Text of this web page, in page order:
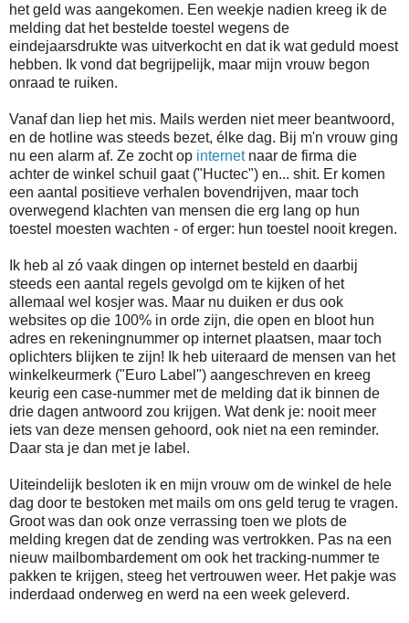
het geld was aangekomen. Een weekje nadien kreeg ik de
melding dat het bestelde toestel wegens de
eindejaarsdrukte was uitverkocht en dat ik wat geduld moest
hebben. Ik vond dat begrijpelijk, maar mijn vrouw begon
onraad te ruiken.
Vanaf dan liep het mis. Mails werden niet meer beantwoord,
en de hotline was steeds bezet, élke dag. Bij m'n vrouw ging
nu een alarm af. Ze zocht op internet naar de firma die
achter de winkel schuil gaat ("Huctec") en... shit. Er komen
een aantal positieve verhalen bovendrijven, maar toch
overwegend klachten van mensen die erg lang op hun
toestel moesten wachten - of erger: hun toestel nooit kregen.
Ik heb al zó vaak dingen op internet besteld en daarbij
steeds een aantal regels gevolgd om te kijken of het
allemaal wel kosjer was. Maar nu duiken er dus ook
websites op die 100% in orde zijn, die open en bloot hun
adres en rekeningnummer op internet plaatsen, maar toch
oplichters blijken te zijn! Ik heb uiteraard de mensen van het
winkelkeurmerk ("Euro Label") aangeschreven en kreeg
keurig een case-nummer met de melding dat ik binnen de
drie dagen antwoord zou krijgen. Wat denk je: nooit meer
iets van deze mensen gehoord, ook niet na een reminder.
Daar sta je dan met je label.
Uiteindelijk besloten ik en mijn vrouw om de winkel de hele
dag door te bestoken met mails om ons geld terug te vragen.
Groot was dan ook onze verrassing toen we plots de
melding kregen dat de zending was vertrokken. Pas na een
nieuw mailbombardement om ook het tracking-nummer te
pakken te krijgen, steeg het vertrouwen weer. Het pakje was
inderdaad onderweg en werd na een week geleverd.